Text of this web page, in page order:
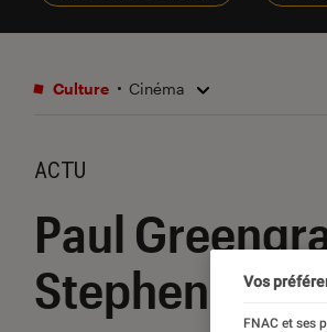
Culture Cinéma
ACTU
Paul
Stephen King
Vos
FNAC et ses